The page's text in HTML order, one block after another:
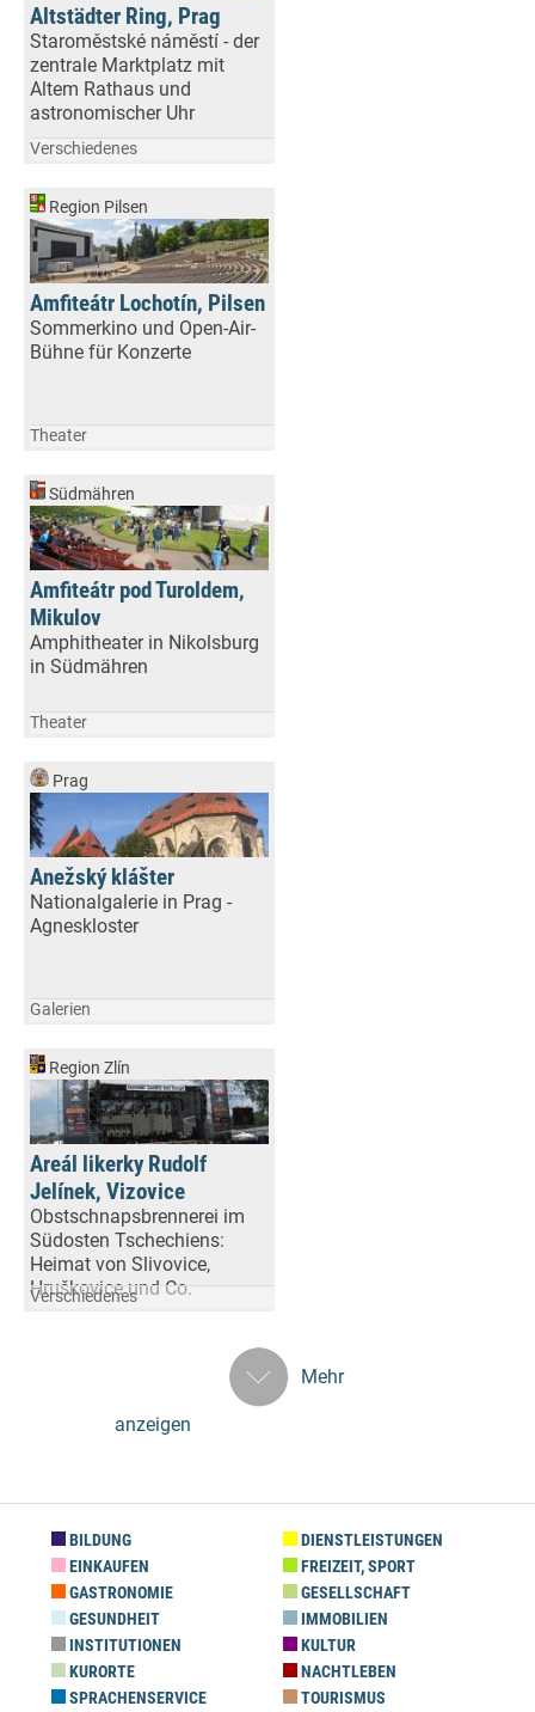
Altstädter Ring, Prag
Staroměstské náměstí - der
zentrale Marktplatz mit
Altem Rathaus und
astronomischer Uhr
Verschiedenes
Region Pilsen
Amfiteátr Lochotín, Pilsen
Sommerkino und Open-Air-
Bühne für Konzerte
Theater
Südmähren
Amfiteátr pod Turoldem,
Mikulov
Amphitheater in Nikolsburg
in Südmähren
Theater
Prag
Anežský klášter
Nationalgalerie in Prag -
Agneskloster
Galerien
Region Zlín
Areál likerky Rudolf
Jelínek, Vizovice
Obstschnapsbrennerei im
Südosten Tschechiens:
Heimat von Slivovice,
Hruškovice und Co.
Verschiedenes
Mehr
anzeigen
BILDUNG
DIENSTLEISTUNGEN
EINKAUFEN
FREIZEIT, SPORT
GASTRONOMIE
GESELLSCHAFT
GESUNDHEIT
IMMOBILIEN
INSTITUTIONEN
KULTUR
KURORTE
NACHTLEBEN
SPRACHENSERVICE
TOURISMUS